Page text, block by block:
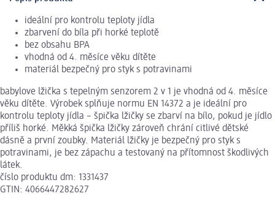
ideální pro kontrolu teploty jídla
zbarvení do bíla při horké teplotě
bez obsahu BPA
vhodná od 4. měsíce věku dítěte
materiál bezpečný pro styk s potravinami
babylove lžička s tepelným senzorem 2 v 1 je vhodná od 4. měsíce
věku dítěte. Výrobek splňuje normu EN 14372 a je ideální pro
kontrolu teploty jídla – špička lžičky se zbarví na bílo, pokud je jídlo
příliš horké. Měkká špička lžičky zároveň chrání citlivé dětské
dásně a první zoubky. Materiál lžičky je bezpečný pro styk s
potravinami, je bez zápachu a testovaný na přítomnost škodlivých
látek.
číslo produktu dm: 1331437
GTIN: 4066447282627